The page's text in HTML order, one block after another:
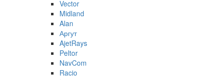
Vector
Midland
Alan
Аргут
AjetRays
Peltor
NavCom
Racio